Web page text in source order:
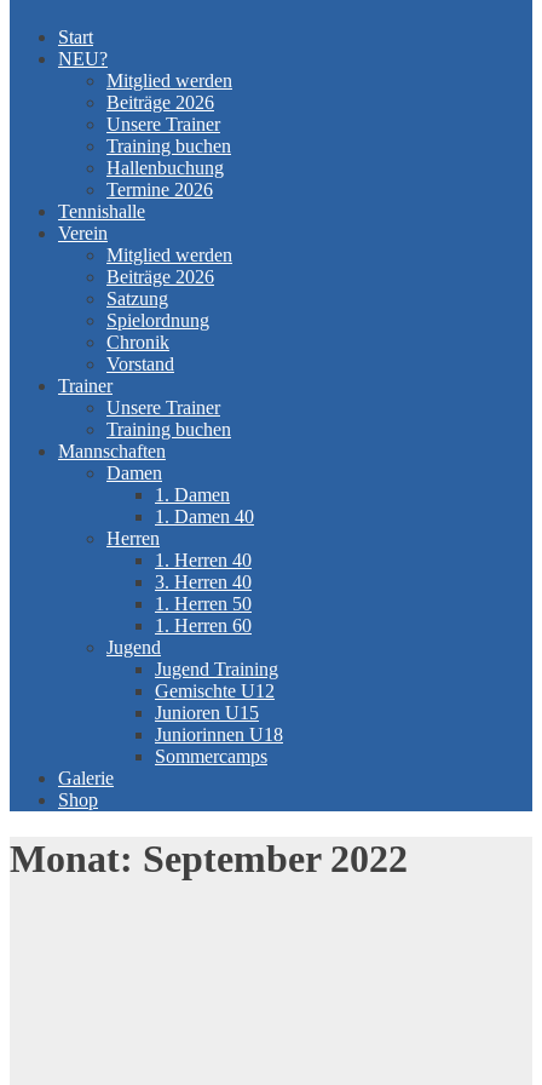
Start
NEU?
Mitglied werden
Beiträge 2026
Unsere Trainer
Training buchen
Hallenbuchung
Termine 2026
Tennishalle
Verein
Mitglied werden
Beiträge 2026
Satzung
Spielordnung
Chronik
Vorstand
Trainer
Unsere Trainer
Training buchen
Mannschaften
Damen
1. Damen
1. Damen 40
Herren
1. Herren 40
3. Herren 40
1. Herren 50
1. Herren 60
Jugend
Jugend Training
Gemischte U12
Junioren U15
Juniorinnen U18
Sommercamps
Galerie
Shop
Monat: September 2022